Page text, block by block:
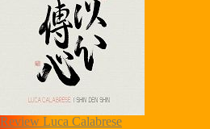
Review Luca Calabrese